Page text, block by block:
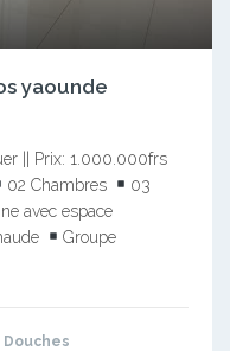
yaounde
|| Prix: 1.000.000frs
02 Chambres
03
avec espace
Groupe
Douches